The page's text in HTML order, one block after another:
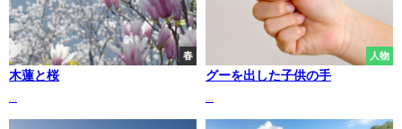
春
木蓮と桜
人物
グーを出した子供の手